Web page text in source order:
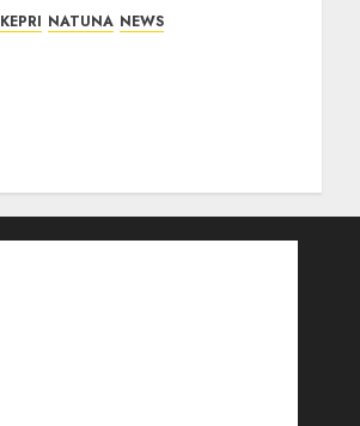
KEPRI NATUNA NEWS
06/08/2026 0